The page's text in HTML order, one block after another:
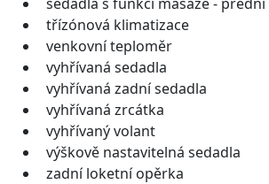
třízónová klimatizace
venkovní teploměr
vyhřívaná sedadla
vyhřívaná zadní sedadla
vyhřívaná zrcátka
vyhřívaný volant
výškově nastavitelná sedadla
zadní loketní opěrka